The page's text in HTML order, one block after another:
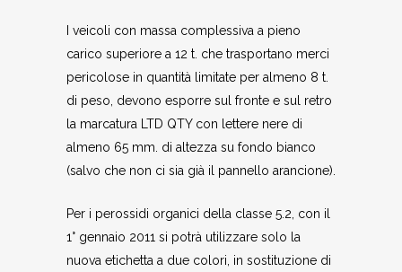
I veicoli con massa complessiva a pieno
carico superiore a 12 t. che trasportano merci
pericolose in quantità limitate per almeno 8 t.
di peso, devono esporre sul fronte e sul retro
la marcatura LTD QTY con lettere nere di
almeno 65 mm. di altezza su fondo bianco
(salvo che non ci sia già il pannello arancione).
Per i perossidi organici della classe 5.2, con il
1° gennaio 2011 si potrà utilizzare solo la
nuova etichetta a due colori, in sostituzione di